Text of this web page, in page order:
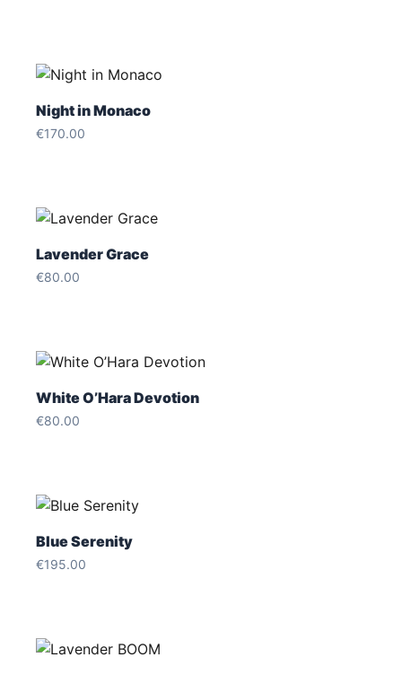
Night in Monaco
€170.00
Lavender Grace
€80.00
White O’Hara Devotion
€80.00
Blue Serenity
€195.00